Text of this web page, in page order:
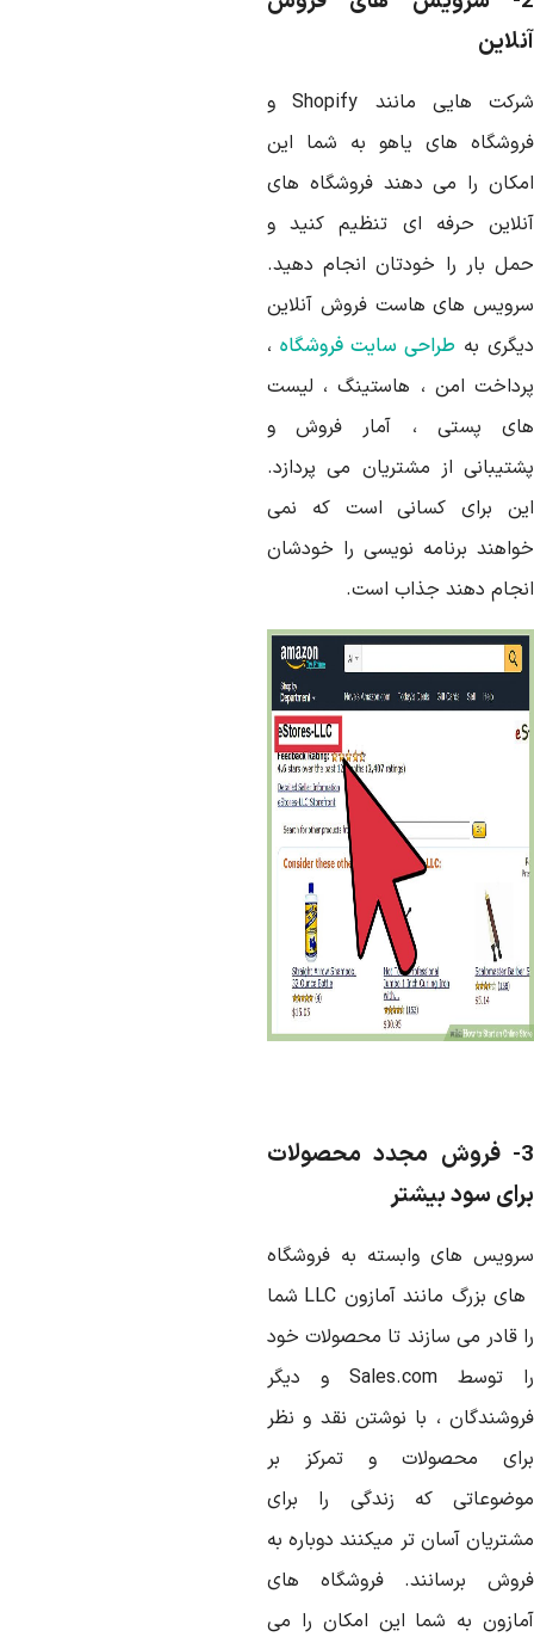
هایی مانند Shopifyو
های یاهو به شما این
را می دهند فروشگاه های
حرفه ای تنظیم کنید و
بار را خودتان انجام دهید.
های هاست فروش آنلاین
به طراحی سایت فروشگاه،
امن ، هاستینگ ، لیست
پستی ، آمار فروش و
از مشتریان می پردازد.
برای کسانی است که نمی
برنامه نویسی را خودشان
دهند جذاب است.
3- فروش مجدد محصولات
سود بیشتر
های وابسته به فروشگاه
بزرگ مانند آمازون LLCشما
قادر می سازند تا محصولات خود
توسط
Sales.comو دیگر
، با نوشتن نقد و نظر
محصولات و تمرکز بر
که زندگی را برای
آسان تر میکنند دوباره به
برسانند. فروشگاه های
به شما این امکان را می